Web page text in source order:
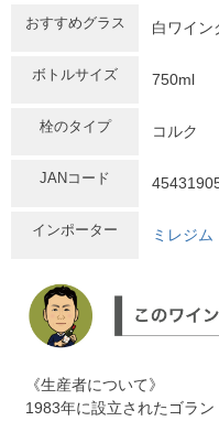
おすすめグラス 白ワイン
ボトルサイズ 750ml
栓のタイプ コルク
JANコード
インポーター ミレジム
《生産者について》
1983年に設立されたゴラ